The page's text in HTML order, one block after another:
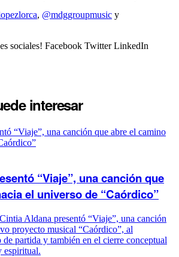
, @mdggroupmusic y
sociales! Facebook Twitter LinkedIn
interesar
“Viaje”, una canción que
el universo de “Caórdico”
Aldana presentó “Viaje”, una canción
proyecto musical “Caórdico”, al
partida y también en el cierre conceptual
espiritual.